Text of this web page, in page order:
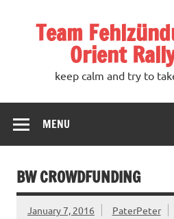
Team
Orient
keep calm and try to
MENU
BW CROWDFUNDING
January 7, 2016 PaterPeter